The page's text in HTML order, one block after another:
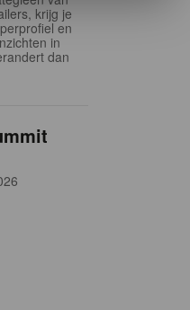
krijg je
en
in
dan